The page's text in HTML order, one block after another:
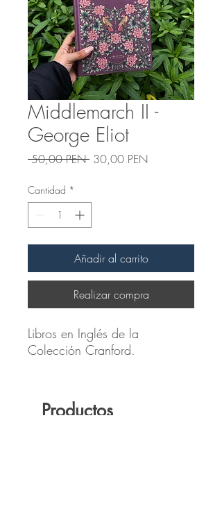
Middlemarch II -
George Eliot
50,00 PEN Precio
30,00 PENPrecio
Cantidad *
Añadir al carrito
Realizar compra
Libros en Inglés de la
Colección Cranford.
Productos